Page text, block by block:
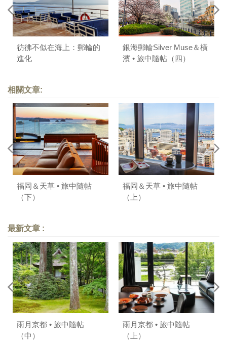
彷彿不似在海上：郵輪的
進化
銀海郵輪Silver Muse＆橫
濱 • 旅中隨帖（四）
相關文章:
福岡＆天草 • 旅中隨帖
（下）
福岡＆天草 • 旅中隨帖
（上）
最新文章 :
雨月京都 • 旅中隨帖
（中）
雨月京都 • 旅中隨帖
（上）